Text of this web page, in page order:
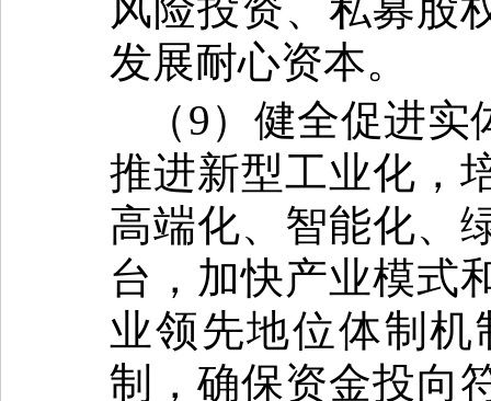
发展耐心资本。
（9）健全促进
推进新型工业化，
高端化、智能化、
台，加快产业模式
业领先地位体制
制，确保资金投向